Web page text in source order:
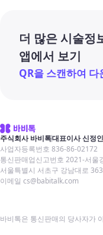
더 많은 시술정
앱에서 보기
QR을 스캔하여 다
주식회사 바비톡대표이사 신정인
사업자등록번호 836-86-02172
통신판매업신고번호 2021-서울
서울특별시 서초구 강남대로
이메일 cs@babitalk.com
바비톡은 통신판매의 당사자가